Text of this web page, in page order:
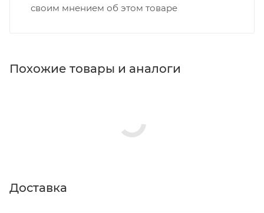
своим мнением об этом товаре
Похожие товары и аналоги
Доставка